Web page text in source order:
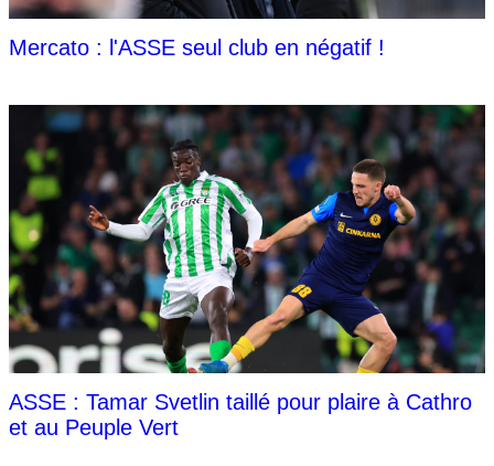
Mercato : l'ASSE seul club en négatif !
ASSE : Tamar Svetlin taillé pour plaire à Cathro
et au Peuple Vert